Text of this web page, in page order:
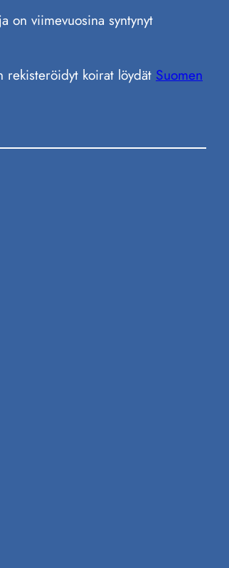
on viimevuosina syntynyt
rekisteröidyt koirat löydät Suomen